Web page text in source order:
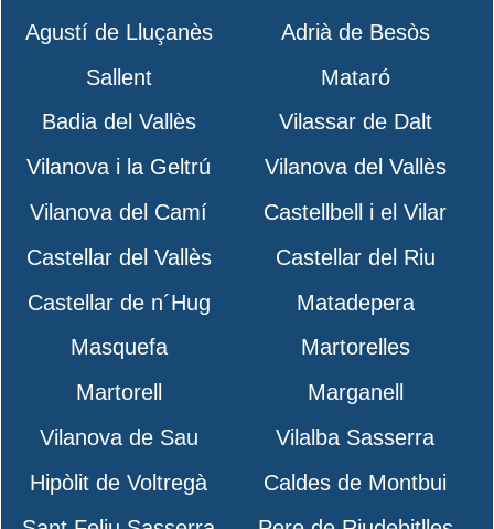
Agustí de Lluçanès
Adrià de Besòs
Sallent
Mataró
Badia del Vallès
Vilassar de Dalt
Vilanova i la Geltrú
Vilanova del Vallès
Vilanova del Camí
Castellbell i el Vilar
Castellar del Vallès
Castellar del Riu
Castellar de n´Hug
Matadepera
Masquefa
Martorelles
Martorell
Marganell
Vilanova de Sau
Vilalba Sasserra
Hipòlit de Voltregà
Caldes de Montbui